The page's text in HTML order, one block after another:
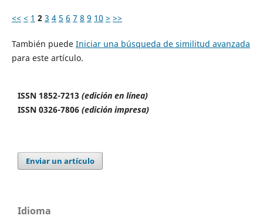
<< < 1 2 3 4 5 6 7 8 9 10 > >>
También puede Iniciar una búsqueda de similitud avanzada
para este artículo.
ISSN 1852-7213 (edición en línea)
ISSN 0326-7806 (edición impresa)
Enviar un artículo
Idioma